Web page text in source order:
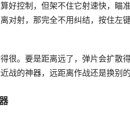
好控制，但架不住它射速快，瞄
对射，那完全不用纠结，按住左
很。要是距离远了，弹片会扩散
战的神器，远距离作战还是换别的